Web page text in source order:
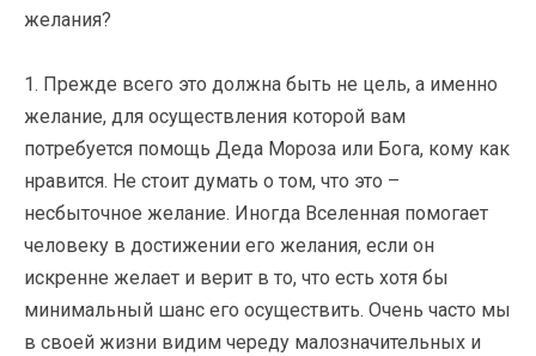
желания?
1. Прежде всего это должна быть не цель, а именно
желание, для осуществления которой вам
потребуется помощь Деда Мороза или Бога, кому как
нравится. Не стоит думать о том, что это –
несбыточное желание. Иногда Вселенная помогает
человеку в достижении его желания, если он
искренне желает и верит в то, что есть хотя бы
минимальный шанс его осуществить. Очень часто мы
в своей жизни видим череду малозначительных и